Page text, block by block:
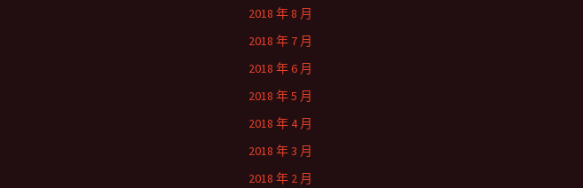
2018 年 8 月
2018 年 7 月
2018 年 6 月
2018 年 5 月
2018 年 4 月
2018 年 3 月
2018 年 2 月